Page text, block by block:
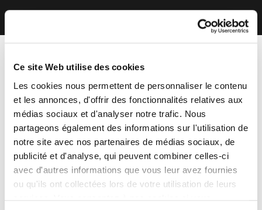
Ce site Web utilise des cookies
Les cookies nous permettent de personnaliser le contenu
et les annonces, d'offrir des fonctionnalités relatives aux
médias sociaux et d'analyser notre trafic. Nous
partageons également des informations sur l'utilisation de
notre site avec nos partenaires de médias sociaux, de
publicité et d'analyse, qui peuvent combiner celles-ci
avec d'autres informations que vous leur avez fournies
ou qu'ils ont collectées lors de votre utilisation de leurs